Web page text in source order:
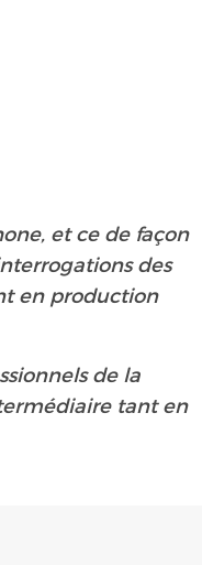
et ce de façon
des
en production
de la
tant en